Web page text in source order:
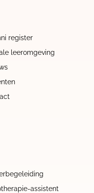
register
leeromgeving
assistent